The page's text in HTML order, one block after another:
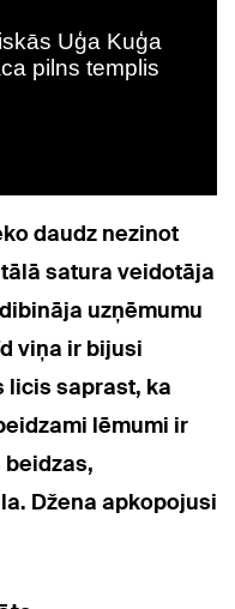
daudz nezinot
satura veidotāja
uzņēmumu
viņa ir bijusi
licis saprast, ka
lēmumi ir
Džena apkopojusi